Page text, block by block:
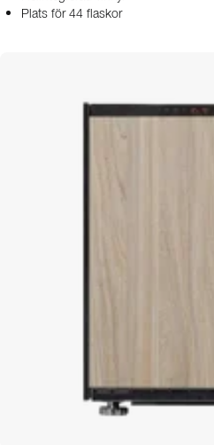
Plats för 44 flaskor